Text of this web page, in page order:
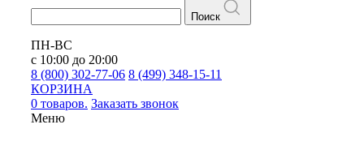
Поиск
ПН-ВС
с 10:00 до 20:00
8 (800) 302-77-06 8 (499) 348-15-11
КОРЗИНА
0 товаров. Заказать звонок
Меню